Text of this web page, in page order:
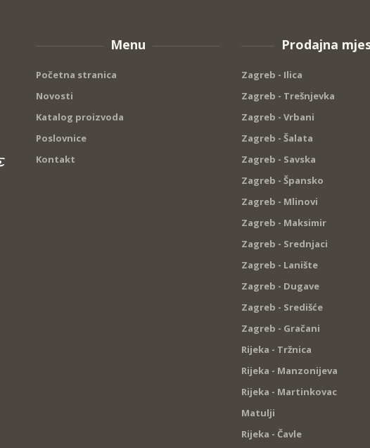
Menu
Početna stranica
Novosti
Katalog proizvoda
Poslovnice
Kontakt
Prodajna
Zagreb - Ilica
Zagreb - Trešnjevka
Zagreb - Vrbani
Zagreb - Šalata
Zagreb - Savska
Zagreb - Špansko
Zagreb - Mlinovi
Zagreb - Maksimir
Zagreb - Srednjaci
Zagreb - Lanište
Zagreb - Dugave
Zagreb - Središće
Zagreb - Gračani
Rijeka - Tržnica
Rijeka - Manzonijeva
Rijeka - Martinkovac
Matulji
Rijeka - Čavle